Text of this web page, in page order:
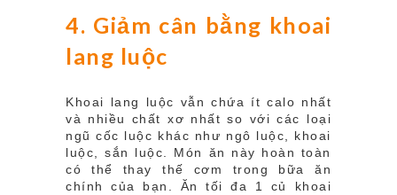
4. Giảm cân bằng khoai
lang luộc
Khoai lang luộc vẫn chứa ít calo nhất
và nhiều chất xơ nhất so với các loại
ngũ cốc luộc khác như ngô luộc, khoai
luộc, sắn luộc. Món ăn này hoàn toàn
có thể thay thế cơm trong bữa ăn
chính của bạn. Ăn tối đa 1 củ khoai